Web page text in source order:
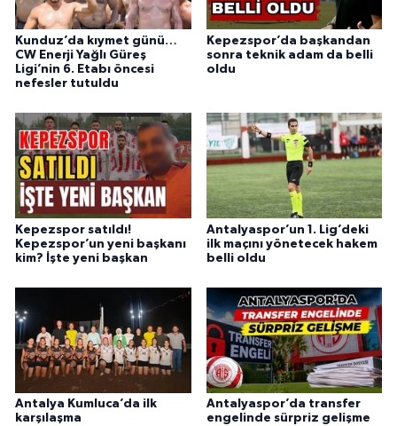
Kunduz’da kıymet günü…
CW Enerji Yağlı Güreş
Ligi’nin 6. Etabı öncesi
nefesler tutuldu
Kepezspor’da başkandan
sonra teknik adam da belli
oldu
Kepezspor satıldı!
Kepezspor’un yeni başkanı
kim? İşte yeni başkan
Antalyaspor’un 1. Lig’deki
ilk maçını yönetecek hakem
belli oldu
Antalya Kumluca’da ilk
karşılaşma
Antalyaspor’da transfer
engelinde sürpriz gelişme